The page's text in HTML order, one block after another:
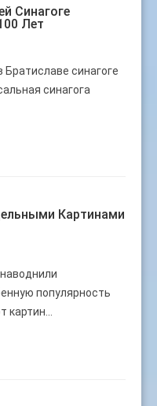
Синагоге
Лет
синагоге
синагога
Картинами
популярность
картин...